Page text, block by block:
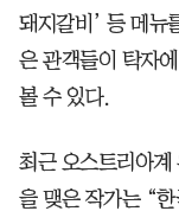
돼지갈비’ 등 메뉴
은 관객들이 탁자
볼 수 있다.
최근 오스트리아계
을 맺은 작가는 “